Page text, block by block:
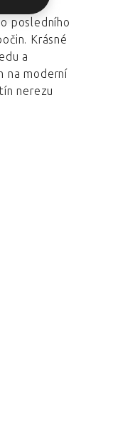
posledního
Krásné
a
na moderní
nerezu